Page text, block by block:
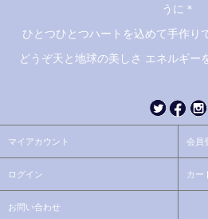
うに＊
ひとつひとつハートを込めて手作り
どうぞ天と地球の美しさ エネルギー
マイアカウント 会員
ログイン カー
お問い合わせ